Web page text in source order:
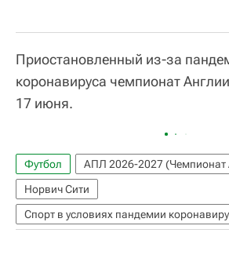
Приостановленный из-за
коронавируса чемпионат
17 июня.
Футбол
АПЛ 2026-2027 (Чемпионат
Норвич Сити
Спорт в условиях пандемии